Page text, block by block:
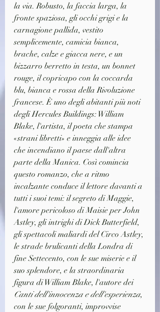
la via. Robusto, la faccia larga, la
fronte spaziosa, gli occhi grigi e la
carnagione pallida, vestito
semplicemente, camicia bianca,
brache, calze e giacca nere, e un
bizzarro berretto in testa, un bonnet
rouge, il copricapo con la coccarda
blu, bianca e rossa della Rivoluzione
francese. È uno degli abitanti più noti
degli Hercules Buildings: William
Blake, l'artista, il poeta che stampa
«strani libretti» e inneggia alle idee
che incendiano il paese dall'altra
parte della Manica. Così comincia
questo romanzo, che a ritmo
incalzante conduce il lettore davanti a
tutti i suoi temi: il segreto di Maggie,
l'amore pericoloso di Maisie per John
Astley, gli intrighi di Dick Butterfield,
gli spettacoli maliardi del Circo Astley,
le strade brulicanti della Londra di
fine Settecento, con le sue miserie e il
suo splendore, e la straordinaria
figura di William Blake, l'autore dei
Canti dell'innocenza e dell'esperienza,
con le sue folgoranti, improvvise